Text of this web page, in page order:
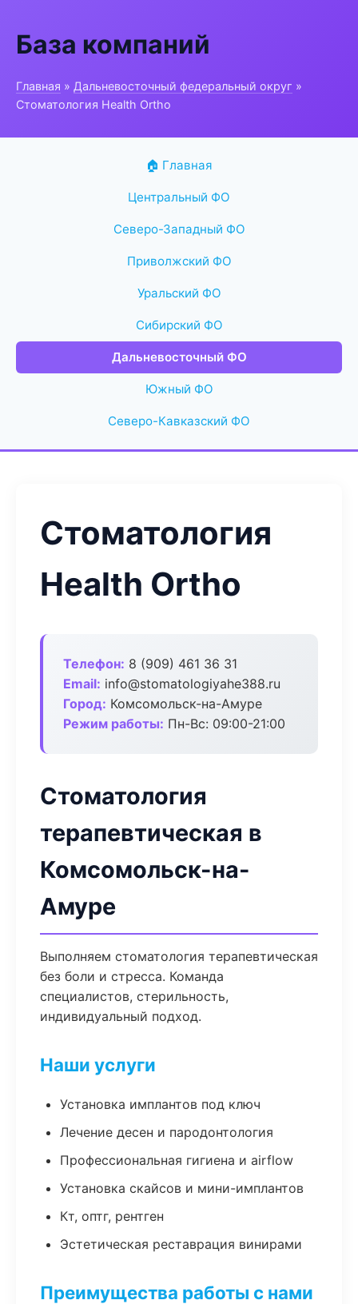
База компаний
Главная » Дальневосточный федеральный округ »
Стоматология Health Ortho
🏠 Главная
Центральный ФО
Северо-Западный ФО
Приволжский ФО
Уральский ФО
Сибирский ФО
Дальневосточный ФО
Южный ФО
Северо-Кавказский ФО
Стоматология
Health Ortho
Телефон: 8 (909) 461 36 31
Email: info@stomatologiyahe388.ru
Город: Комсомольск-на-Амуре
Режим работы: Пн-Вс: 09:00-21:00
Стоматология
терапевтическая в
Комсомольск-на-
Амуре
Выполняем стоматология терапевтическая
без боли и стресса. Команда
специалистов, стерильность,
индивидуальный подход.
Наши услуги
Установка имплантов под ключ
Лечение десен и пародонтология
Профессиональная гигиена и airflow
Установка скайсов и мини-имплантов
Кт, оптг, рентген
Эстетическая реставрация винирами
Преимущества работы с нами